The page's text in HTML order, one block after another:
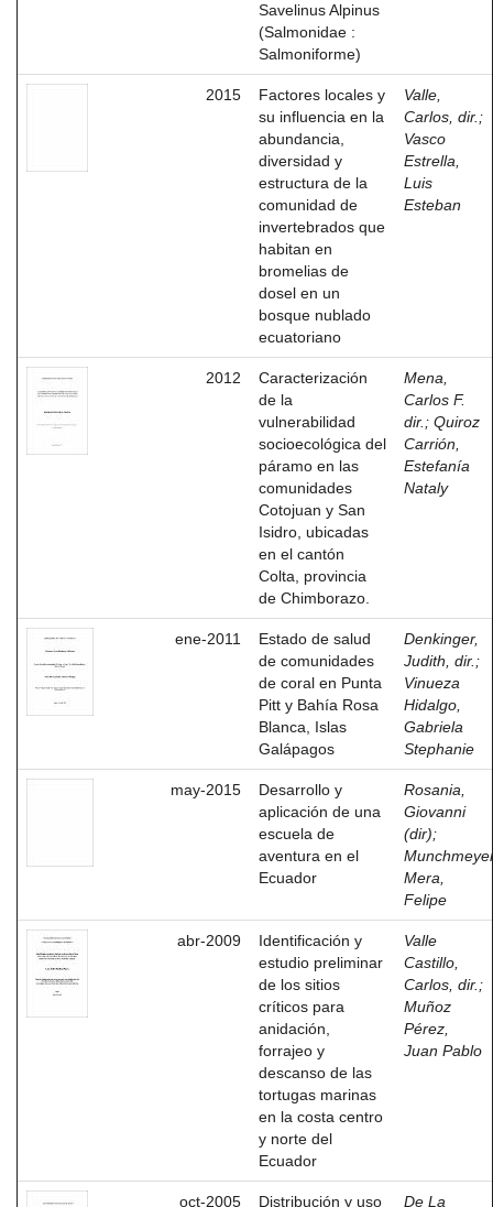
Savelinus Alpinus
(Salmonidae :
Salmoniforme)
2015
Factores locales y
su influencia en la
abundancia,
diversidad y
estructura de la
comunidad de
invertebrados que
habitan en
bromelias de
dosel en un
bosque nublado
ecuatoriano
Valle,
Carlos, dir. ;
Vasco
Estrella,
Luis
Esteban
2012
Caracterización
de la
vulnerabilidad
socioecológica del
páramo en las
comunidades
Cotojuan y San
Isidro, ubicadas
en el cantón
Colta, provincia
de Chimborazo.
Mena,
Carlos F.
dir. ; Quiroz
Carrión,
Estefanía
Nataly
ene-2011
Estado de salud
de comunidades
de coral en Punta
Pitt y Bahía Rosa
Blanca, Islas
Galápagos
Denkinger,
Judith, dir. ;
Vinueza
Hidalgo,
Gabriela
Stephanie
may-2015
Desarrollo y
aplicación de una
escuela de
aventura en el
Ecuador
Rosania,
Giovanni
(dir);
Mera,
Felipe
abr-2009
Identificación y
estudio preliminar
de los sitios
críticos para
anidación,
forrajeo y
descanso de las
tortugas marinas
en la costa centro
y norte del
Ecuador
Valle
Castillo,
Carlos, dir. ;
Muñoz
Pérez,
Juan Pablo
oct-2005 Distribución y uso De La